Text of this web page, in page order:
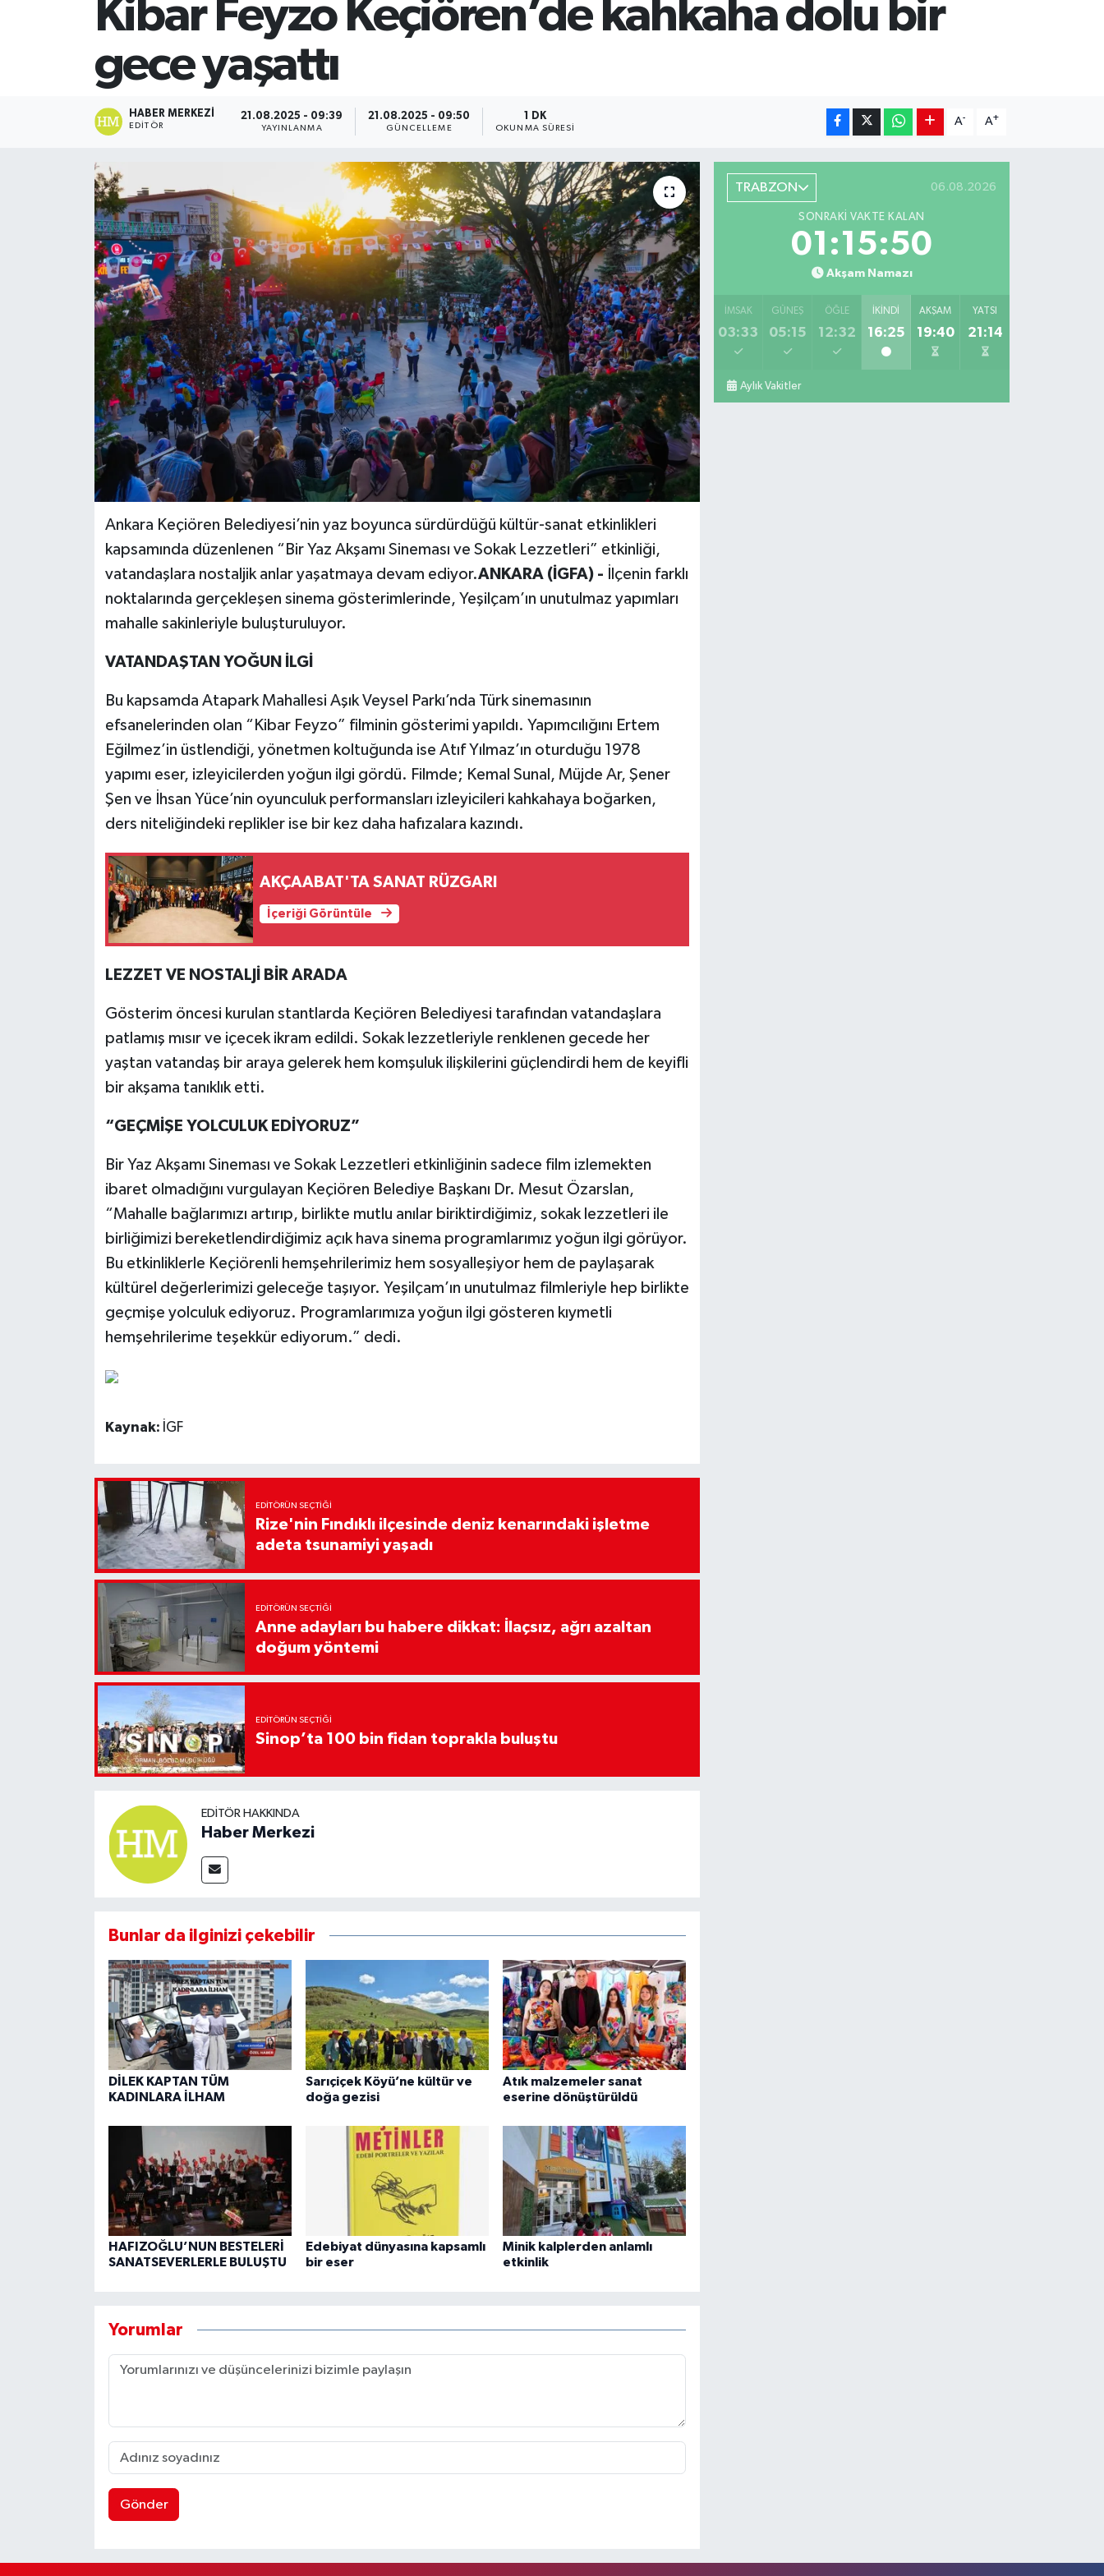
Kibar Feyzo Keçiören’de kahkaha dolu bir
gece yaşattı
HABER MERKEZI
EDITÖR
21.08.2025 - 09:39
YAYINLANMA
21.08.2025 - 09:50
GÜNCELLEME
1 DK
OKUNMA SÜRESI
A- A+
Ankara Keçiören Belediyesi’nin yaz boyunca sürdürdüğü kültür-sanat etkinlikleri
kapsamında düzenlenen “Bir Yaz Akşamı Sineması ve Sokak Lezzetleri” etkinliği,
vatandaşlara nostaljik anlar yaşatmaya devam ediyor.ANKARA (İGFA) -
İlçenin farklı
noktalarında gerçekleşen sinema gösterimlerinde, Yeşilçam’ın unutulmaz yapımları
mahalle sakinleriyle buluşturuluyor.
VATANDAŞTAN YOĞUN İLGİ
Bu kapsamda Atapark Mahallesi Aşık Veysel Parkı’nda Türk sinemasının
efsanelerinden olan “Kibar Feyzo” filminin gösterimi yapıldı. Yapımcılığını Ertem
Eğilmez’in üstlendiği, yönetmen koltuğunda ise Atıf Yılmaz’ın oturduğu 1978
yapımı eser, izleyicilerden yoğun ilgi gördü. Filmde; Kemal Sunal, Müjde Ar, Şener
Şen ve İhsan Yüce’nin oyunculuk performansları izleyicileri kahkahaya boğarken,
ders niteliğindeki replikler ise bir kez daha hafızalara kazındı.
AKÇAABAT'TA SANAT RÜZGARI
İçeriği Görüntüle
LEZZET VE NOSTALJİ BİR ARADA
Gösterim öncesi kurulan stantlarda Keçiören Belediyesi tarafından vatandaşlara
patlamış mısır ve içecek ikram edildi. Sokak lezzetleriyle renklenen gecede her
yaştan vatandaş bir araya gelerek hem komşuluk ilişkilerini güçlendirdi hem de keyifli
bir akşama tanıklık etti.
“GEÇMİŞE YOLCULUK EDİYORUZ”
Bir Yaz Akşamı Sineması ve Sokak Lezzetleri etkinliğinin sadece film izlemekten
ibaret olmadığını vurgulayan Keçiören Belediye Başkanı Dr. Mesut Özarslan,
“Mahalle bağlarımızı artırıp, birlikte mutlu anılar biriktirdiğimiz, sokak lezzetleri ile
birliğimizi bereketlendirdiğimiz açık hava sinema programlarımız yoğun ilgi görüyor.
Bu etkinliklerle Keçiörenli hemşehrilerimiz hem sosyalleşiyor hem de paylaşarak
kültürel değerlerimizi geleceğe taşıyor. Yeşilçam’ın unutulmaz filmleriyle hep birlikte
geçmişe yolculuk ediyoruz. Programlarımıza yoğun ilgi gösteren kıymetli
hemşehrilerime teşekkür ediyorum.” dedi.
Kaynak: İGF
EDITÖRÜN SEÇTIĞI
Rize'nin Fındıklı ilçesinde deniz kenarındaki işletme
adeta tsunamiyi yaşadı
EDITÖRÜN SEÇTIĞI
Anne adayları bu habere dikkat: İlaçsız, ağrı azaltan
doğum yöntemi
EDITÖRÜN SEÇTIĞI
Sinop’ta 100 bin fidan toprakla buluştu
EDITÖR HAKKINDA
Haber Merkezi
Bunlar da ilginizi çekebilir
DİLEK KAPTAN TÜM
KADINLARA İLHAM
Sarıçiçek Köyü’ne kültür ve
doğa gezisi
Atık malzemeler sanat
eserine dönüştürüldü
HAFIZOĞLU’NUN BESTELERİ
SANATSEVERLERLE BULUŞTU
Edebiyat dünyasına kapsamlı
bir eser
Minik kalplerden anlamlı
etkinlik
Yorumlar
Gönder
TRABZON 06.08.2026
SONRAKI VAKTE KALAN
01:15:49
Akşam Namazı
İMSAK
03:33
GÜNEŞ
05:15
ÖĞLE
12:32
İKINDI
16:25
AKŞAM
19:40
YATSI
21:14
Aylık Vakitler
SİYASET
Teknoloji
TRABZON